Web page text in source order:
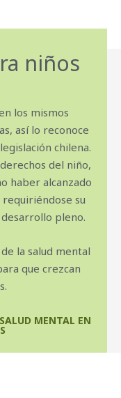
niños
los mismos
así lo reconoce
chilena.
del niño,
haber alcanzado
su
pleno.
la salud mental
que crezcan
MENTAL EN